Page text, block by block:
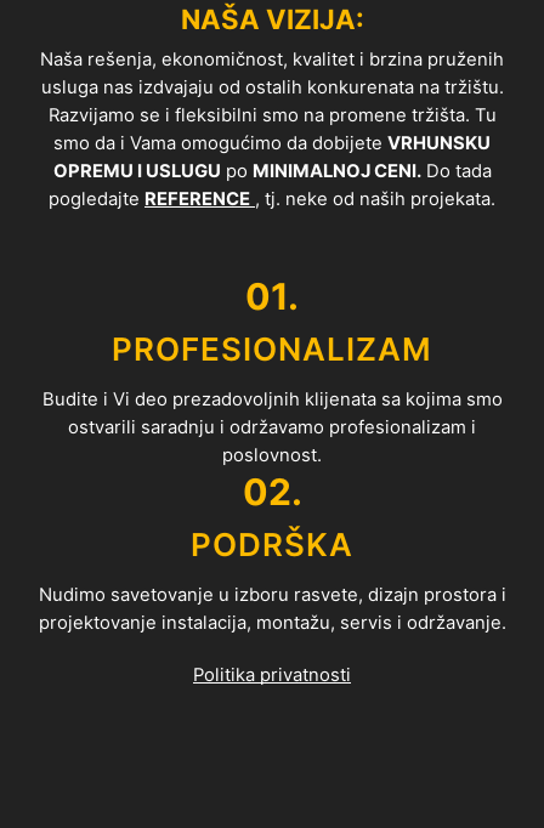
NAŠA VIZIJA:
Naša rešenja, ekonomičnost, kvalitet i brzina pruženih
usluga nas izdvajaju od ostalih konkurenata na tržištu.
Razvijamo se i fleksibilni smo na promene tržišta. Tu
smo da i Vama omogućimo da dobijete VRHUNSKU
OPREMU I USLUGU po MINIMALNOJ CENI.Do tada
pogledajte REFERENCE , tj. neke od naših projekata.
01.
PROFESIONALIZAM
Budite i Vi deo prezadovoljnih klijenata sa kojima smo
ostvarili saradnju i održavamo profesionalizam i
poslovnost.
02.
PODRŠKA
Nudimo savetovanje u izboru rasvete, dizajn prostora i
projektovanje instalacija, montažu, servis i održavanje.
Politika privatnosti